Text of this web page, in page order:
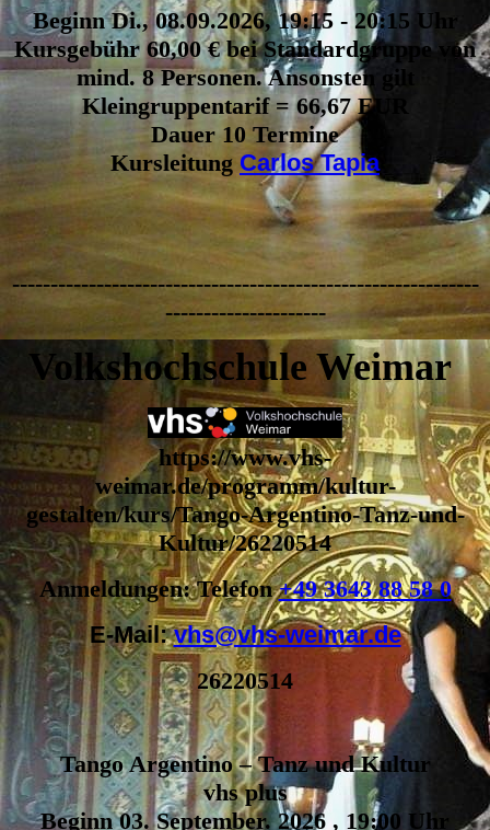
Beginn Di., 08.09.2026, 19:15 - 20:15 Uhr
Kursgebühr 60,00 € bei Standardgruppe von
mind. 8 Personen. Ansonsten gilt
Kleingruppentarif = 66,67 EUR
Dauer 10 Termine
KursleitungCarlos Tapia
-------------------------------------------------------------
---------------------
Volkshochschule Weimar
https://www.vhs-
weimar.de/programm/kultur-
gestalten/kurs/Tango-Argentino-Tanz-und-
Kultur/26220514
Anmeldungen: Telefon+49 3643 88 58 0
E-Mail:vhs@vhs-weimar.de
26220514
Tango Argentino – Tanz und Kultur
vhs plus
Beginn 03. September. 2026 , 19:00 Uhr